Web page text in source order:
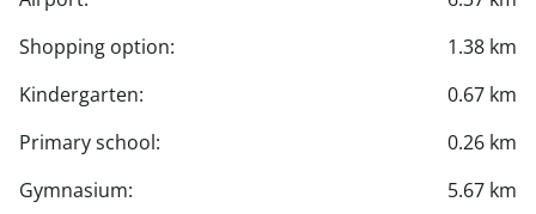
Shopping option:
1.38 km
Kindergarten:
0.67 km
Primary school:
0.26 km
Gymnasium:
5.67 km